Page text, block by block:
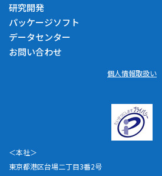
研究開発
パッケージソフト
データセンター
お問い合わせ
個人情報取扱い
＜本社＞
東京都港区台場二丁目3番2号